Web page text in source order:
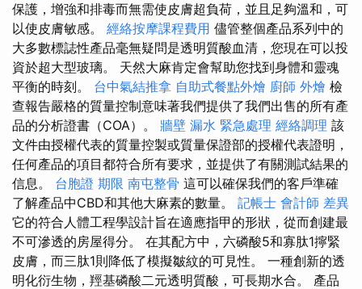
保護，增強和排毒而無需使皮膚超負荷，並且足夠溫和，可
以使皮膚敏感。 經絡按摩課程費用 儘管整個產品系列中的
大多數標誌性產品毫無疑問是透明質酸血清，您現在可以投
資於超大型玻璃。 天然大麻肯定會幫助您找到身體和靈魂
平衡的時刻。 台中氣結推拿 自助式餐點外燴 廚師 外燴 檢
查報告嚴格的質量控制意味著我們提供了我們出售的所有產
品的分析證書（COA）。 牆壁 漏水 緊急處理 經絡調理 該
文件由授權代表的質量控製或質量保證部的授權代表證明，
任何產品的項目都符合所有要求，並提供了有關測試結果的
信息。 台胞證 期限 南屯整骨 這可以確保我們的客戶準確
了解產品中CBD和其他大麻素的數量。 記帳士 會計師 差異
它的符合人體工程學設計旨在適應指甲的形狀，從而創建最
不可滲透的房屋得分。 在其配方中，六磷酸5和寡肽1擰緊
皮膚，而三肽1則降低了模擬皺紋的可見性。 一種創新的透
明化衍生物，羥基磷酸二元透明質酸，可長期水合。 產品